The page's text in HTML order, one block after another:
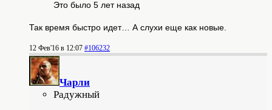
Это было 5 лет назад
Так время быстро идет… А слухи еще как новые.
12 Фев'16 в 12:07 #106232
Чарли
Радужный